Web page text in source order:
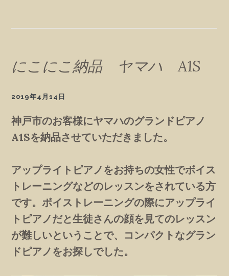
にこにこ納品 ヤマハ A1S
2019年4月14日
神戸市のお客様にヤマハのグランドピアノ
A1Sを納品させていただきました。
アップライトピアノをお持ちの女性でボイス
トレーニングなどのレッスンをされている方
です。ボイストレーニングの際にアップライ
トピアノだと生徒さんの顔を見てのレッスン
が難しいということで、コンパクトなグラン
ドピアノをお探しでした。